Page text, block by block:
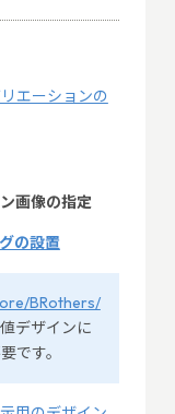
エーションの
画像の指定
の設置
BRothers/
デザインに
です。